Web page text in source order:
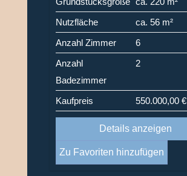
Nutzfläche
ca. 56 m²
Anzahl Zimmer
6
Anzahl
Badezimmer
2
Kaufpreis 550.000,00 €
Details anzeigen
Zu Favoriten hinzufügen